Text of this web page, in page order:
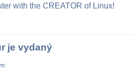
with the CREATOR of Linux!
je vydaný